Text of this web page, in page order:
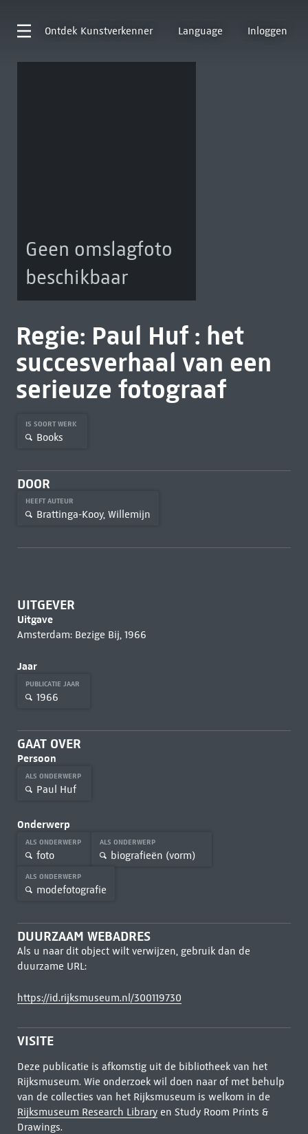
Ontdek Kunstverkenner Language Inloggen
Geen omslagfoto
beschikbaar
Regie: Paul Huf : het
succesverhaal van een
serieuze fotograaf
IS SOORT WERK
Books
DOOR
HEEFT AUTEUR
Brattinga-Kooy, Willemijn
UITGEVER
Uitgave
Amsterdam: Bezige Bij, 1966
Jaar
PUBLICATIE JAAR
1966
GAAT OVER
Persoon
ALS ONDERWERP
Paul Huf
Onderwerp
ALS ONDERWERP
foto
ALS ONDERWERP
biografieën (vorm)
ALS ONDERWERP
modefotografie
DUURZAAM WEBADRES
Als u naar dit object wilt verwijzen, gebruik dan de
duurzame URL:
https://id.rijksmuseum.nl/300119730
VISITE
Deze publicatie is afkomstig uit de bibliotheek van het
Rijksmuseum. Wie onderzoek wil doen naar of met behulp
van de collecties van het Rijksmuseum is welkom in de
Rijksmuseum Research Libraryen Study Room Prints &
Drawings.